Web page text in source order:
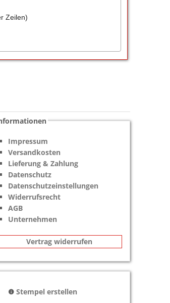
Zeilen)
Impressum
Versandkosten
Lieferung & Zahlung
Datenschutz
Datenschutzeinstellungen
Widerrufsrecht
AGB
Unternehmen
Vertrag widerrufen
Stempel erstellen